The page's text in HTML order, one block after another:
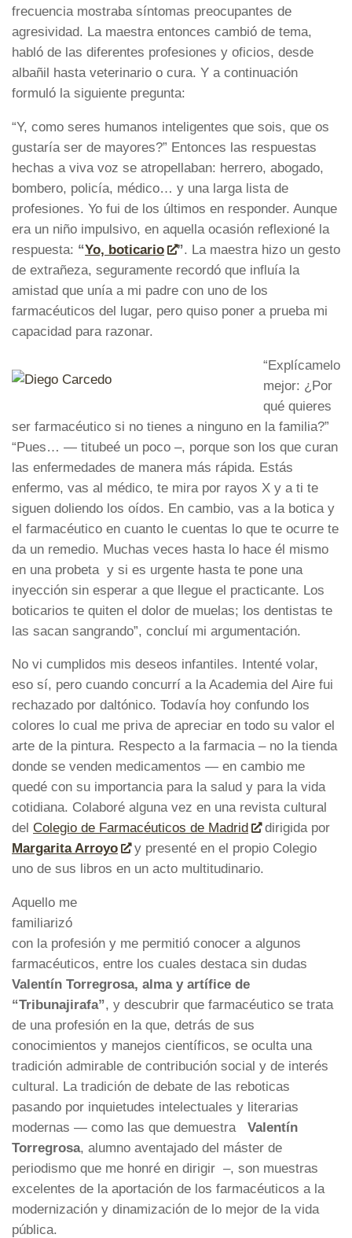
frecuencia mostraba síntomas preocupantes de
agresividad. La maestra entonces cambió de tema,
habló de las diferentes profesiones y oficios, desde
albañil hasta veterinario o cura. Y a continuación
formuló la siguiente pregunta:
“Y, como seres humanos inteligentes que sois, que os
gustaría ser de mayores?” Entonces las respuestas
hechas a viva voz se atropellaban: herrero, abogado,
bombero, policía, médico… y una larga lista de
profesiones. Yo fui de los últimos en responder. Aunque
era un niño impulsivo, en aquella ocasión reflexioné la
respuesta: “Yo, boticario ”. La maestra hizo un gesto
de extrañeza, seguramente recordó que influía la
amistad que unía a mi padre con uno de los
farmacéuticos del lugar, pero quiso poner a prueba mi
capacidad para razonar.
“Explícamelo
mejor: ¿Por
qué quieres
ser farmacéutico si no tienes a ninguno en la familia?”
“Pues… — titubeé un poco –, porque son los que curan
las enfermedades de manera más rápida. Estás
enfermo, vas al médico, te mira por rayos X y a ti te
siguen doliendo los oídos. En cambio, vas a la botica y
el farmacéutico en cuanto le cuentas lo que te ocurre te
da un remedio. Muchas veces hasta lo hace él mismo
en una probeta y si es urgente hasta te pone una
inyección sin esperar a que llegue el practicante. Los
boticarios te quiten el dolor de muelas; los dentistas te
las sacan sangrando”, concluí mi argumentación.
No vi cumplidos mis deseos infantiles. Intenté volar,
eso sí, pero cuando concurrí a la Academia del Aire fui
rechazado por daltónico. Todavía hoy confundo los
colores lo cual me priva de apreciar en todo su valor el
arte de la pintura. Respecto a la farmacia – no la tienda
donde se venden medicamentos — en cambio me
quedé con su importancia para la salud y para la vida
cotidiana. Colaboré alguna vez en una revista cultural
del Colegio de Farmacéuticos de Madrid
dirigida por
Margarita Arroyo
y presenté en el propio Colegio
uno de sus libros en un acto multitudinario.
Aquello me
familiarizó
con la profesión y me permitió conocer a algunos
farmacéuticos, entre los cuales destaca sin dudas
Valentín Torregrosa, alma y artífice de
“Tribunajirafa”, y descubrir que farmacéutico se trata
de una profesión en la que, detrás de sus
conocimientos y manejos científicos, se oculta una
tradición admirable de contribución social y de interés
cultural. La tradición de debate de las reboticas
pasando por inquietudes intelectuales y literarias
modernas — como las que demuestra Valentín
Torregrosa, alumno aventajado del máster de
periodismo que me honré en dirigir –, son muestras
excelentes de la aportación de los farmacéuticos a la
modernización y dinamización de lo mejor de la vida
pública.